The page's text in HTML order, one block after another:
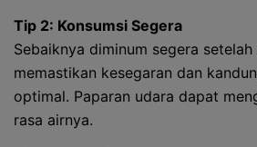
Tip 2: Konsumsi Segera
Sebaiknya diminum segera
memastikan kesegaran dan
optimal. Paparan udara dapat
rasa airnya.